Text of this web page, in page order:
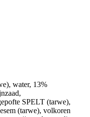
water, 13%
SPELT (tarwe),
(tarwe), volkoren